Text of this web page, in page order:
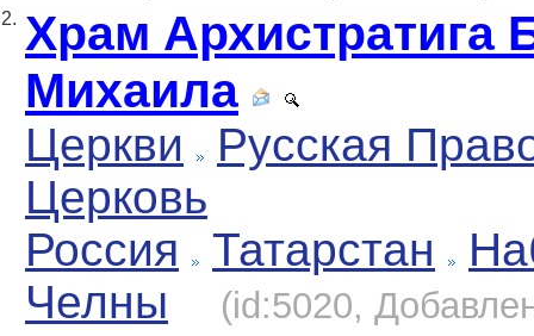
2. Храм Архистратига
Михаила
Церкви
Русская
Церковь
Россия
Татарстан
Челны
(id:5020,